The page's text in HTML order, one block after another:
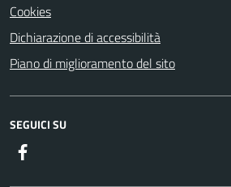
Cookies
Dichiarazione di accessibilità
Piano di miglioramento del sito
SEGUICI SU